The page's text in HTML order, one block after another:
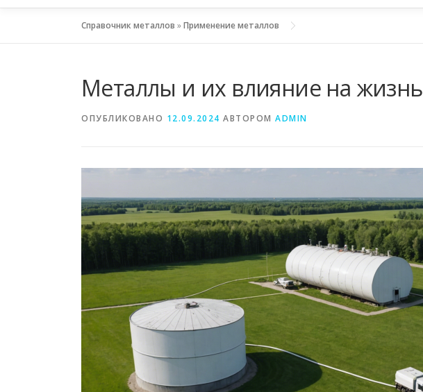
Справочник металлов »Применение металлов
Металлы и их влияние на жизнь
ОПУБЛИКОВАНО 12.09.2024 АВТОРОМ ADMIN